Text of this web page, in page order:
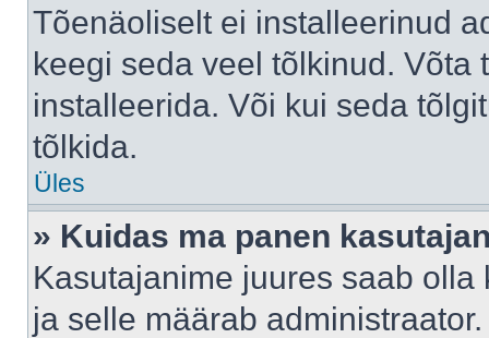
Tõenäoliselt ei installeerinud
keegi seda veel tõlkinud.
installeerida. Või kui seda
tõlkida.
Üles
» Kuidas ma panen
Kasutajanime juures saab
ja selle määrab